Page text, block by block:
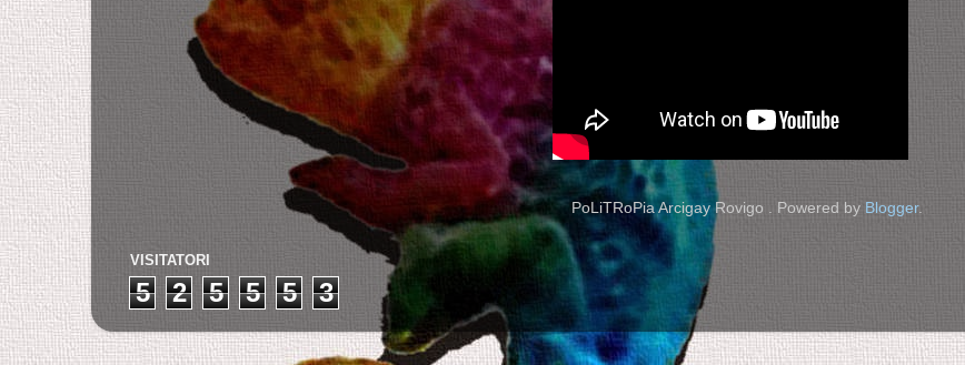
PoLiTRoPia Arcigay Rovigo . Powered by Blogger.
VISITATORI
5 2 5 5 5 3